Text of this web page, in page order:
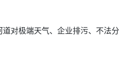
对极端天气、企业排污、不法分